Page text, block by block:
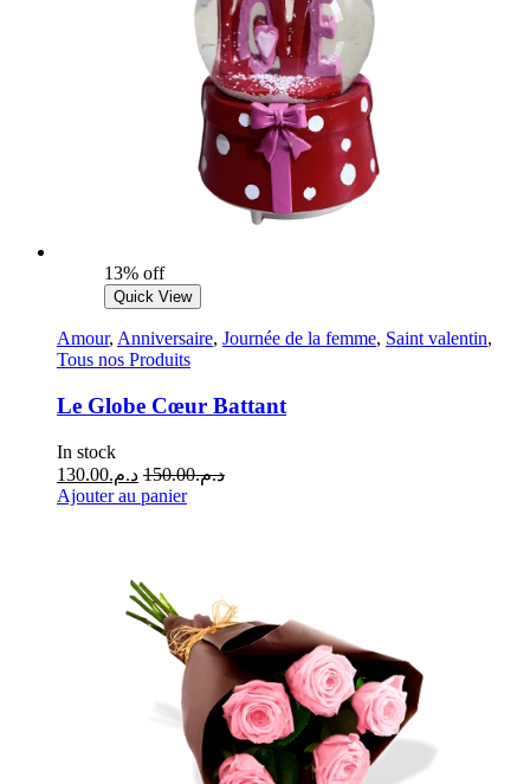
13% off
Quick View
Amour, Anniversaire, Journée de la femme, Saint valentin,
Tous nos Produits
Le Globe Cœur Battant
In stock
د.م.130.00 د.م.150.00
Ajouter au panier